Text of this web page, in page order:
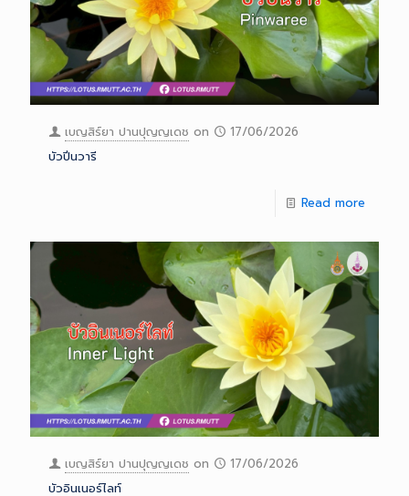
เบญสิร์ยา ปานปุญญเดช on
17/06/2026
บัวปิ่นวารี
Read more
เบญสิร์ยา ปานปุญญเดช on
17/06/2026
บัวอินเนอร์ไลท์